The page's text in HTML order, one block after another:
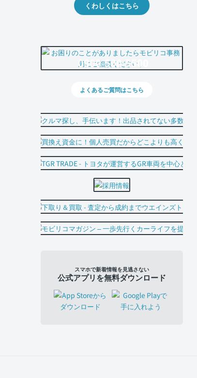
くわしくはこちら
0800-500-5500
よくあるご質問はこちら
スマホで新着情報を見逃さない
公式アプリを無料ダウンロード